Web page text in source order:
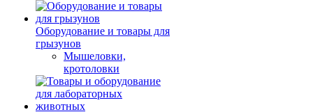
Оборудование и товары для
грызунов
Мышеловки,
кротоловки